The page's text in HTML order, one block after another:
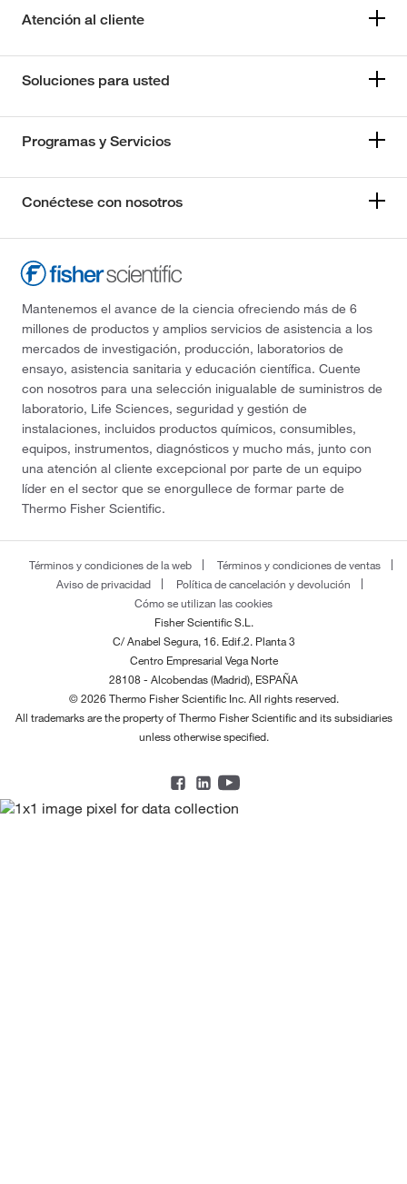
Atención al cliente
Soluciones para usted
Programas y Servicios
Conéctese con nosotros
Mantenemos el avance de la ciencia ofreciendo más de 6
millones de productos y amplios servicios de asistencia a los
mercados de investigación, producción, laboratorios de
ensayo, asistencia sanitaria y educación científica. Cuente
con nosotros para una selección inigualable de suministros de
laboratorio, Life Sciences, seguridad y gestión de
instalaciones, incluidos productos químicos, consumibles,
equipos, instrumentos, diagnósticos y mucho más, junto con
una atención al cliente excepcional por parte de un equipo
líder en el sector que se enorgullece de formar parte de
Thermo Fisher Scientific.
Términos y condiciones de la web
Términos y condiciones de ventas
Aviso de privacidad
Política de cancelación y devolución
Cómo se utilizan las cookies
Fisher Scientific S.L.
C/ Anabel Segura, 16. Edif.2. Planta 3
Centro Empresarial Vega Norte
28108 - Alcobendas (Madrid), ESPAÑA
© 2026 Thermo Fisher Scientific Inc. All rights reserved.
All trademarks are the property of Thermo Fisher Scientific and its subsidiaries
unless otherwise specified.